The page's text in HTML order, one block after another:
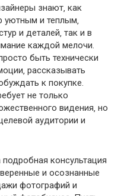
знают‚ как
уютным и теплым‚
и деталей‚ так и в
каждой мелочи.
быть технически
рассказывать
к покупке.
не только
видения‚ но
аудитории и
консультация
и осознанные
фотографий и